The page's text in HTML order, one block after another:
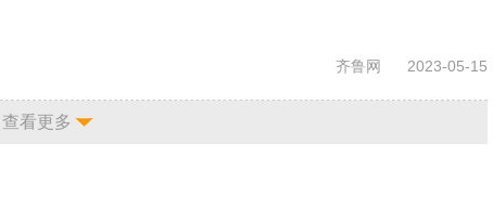
齐鲁网 2023-05-15
查看更多